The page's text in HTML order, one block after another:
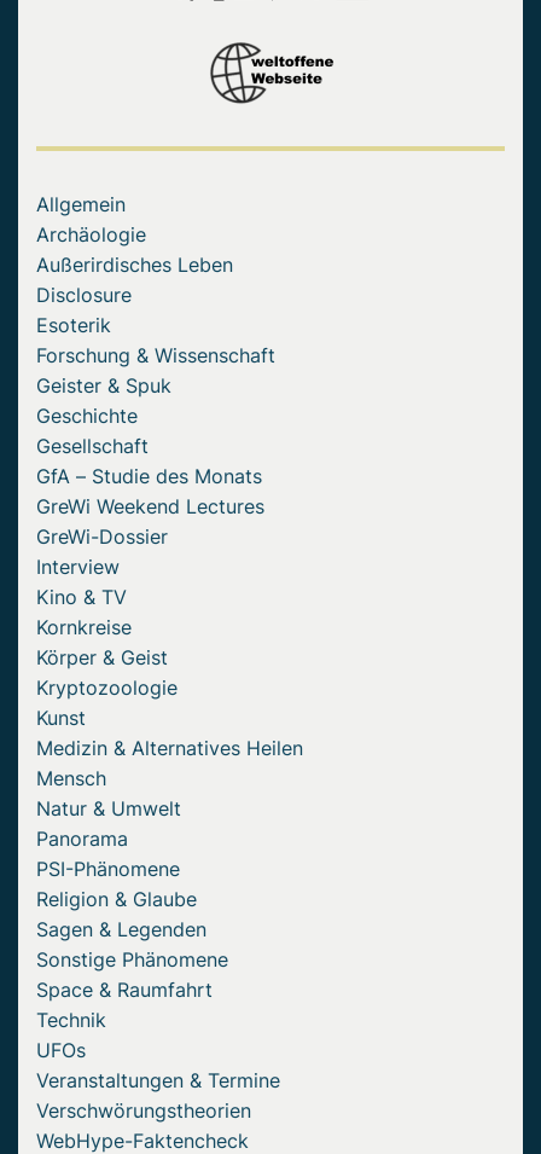
Allgemein
Archäologie
Außerirdisches Leben
Disclosure
Esoterik
Forschung & Wissenschaft
Geister & Spuk
Geschichte
Gesellschaft
GfA – Studie des Monats
GreWi Weekend Lectures
GreWi-Dossier
Interview
Kino & TV
Kornkreise
Körper & Geist
Kryptozoologie
Kunst
Medizin & Alternatives Heilen
Mensch
Natur & Umwelt
Panorama
PSI-Phänomene
Religion & Glaube
Sagen & Legenden
Sonstige Phänomene
Space & Raumfahrt
Technik
UFOs
Veranstaltungen & Termine
Verschwörungstheorien
WebHype-Faktencheck